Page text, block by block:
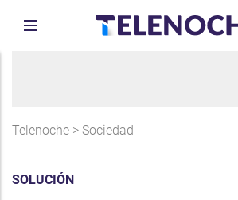
Telenoche > Sociedad
SOLUCIÓN